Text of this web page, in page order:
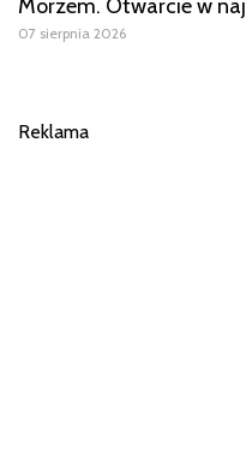
Morzem. Otwarcie w
07 sierpnia 2026
Reklama